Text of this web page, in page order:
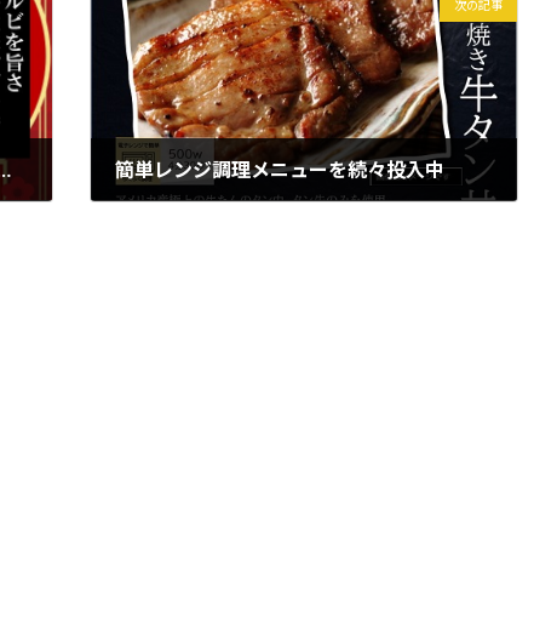
ス致しました
次の記事
簡単レンジ調理メニューを続々投入中